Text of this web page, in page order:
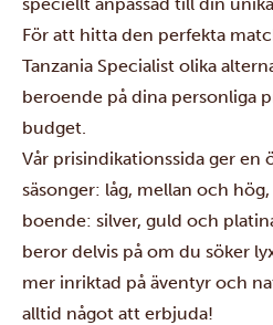
För att hitta den perfekta
Tanzania Specialist olika
beroende på dina personliga
budget.
Vår prisindikationssida ger en
säsonger: låg, mellan och
boende: silver, guld och
beror delvis på om du söker
mer inriktad på äventyr och
alltid något att erbjuda!